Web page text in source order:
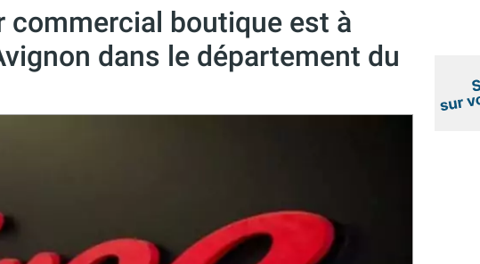
commercial boutique est à
dans le département du